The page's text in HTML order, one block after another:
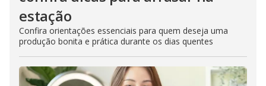
estação
Confira orientações essenciais para quem deseja uma
produção bonita e prática durante os dias quentes